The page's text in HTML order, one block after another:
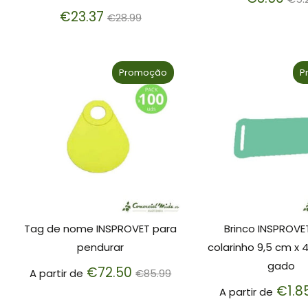
€23.37 Preço
€28.99
Tag de nome INSPROVET para
pendurar
A partir de €72.50 Preço
€85.99
Promoção
Brinco
colarinho 9,5 cm x
gado
A partir de